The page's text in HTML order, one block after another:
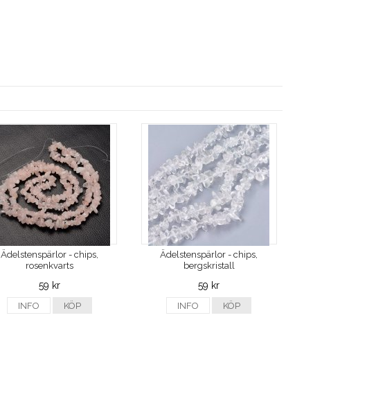
Ädelstenspärlor - chips,
rosenkvarts
59 kr
INFO KÖP
Ädelstenspärlor - chips,
bergskristall
59 kr
INFO KÖP